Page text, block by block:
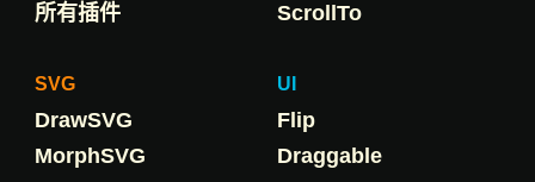
所有插件
ScrollTo
SVG
DrawSVG
MorphSVG
UI
Flip
Draggable